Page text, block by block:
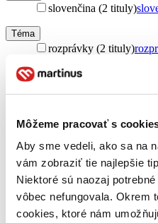
Môžeme pracovať s
Aby sme vedeli, ako sa na
vám zobraziť tie najlepšie
Niektoré sú naozaj
vôbec nefungovala. Okrem
cookies, ktoré nám
slovenčina (2 tituly)
Téma
rozprávky (2 tituly)
slovenská tvorba (2 tituly)
pre deti (2 tituly)
Autor
Ľubomír Feldek (2 tituly)
Vydavateľstvo
Wisteria Books,